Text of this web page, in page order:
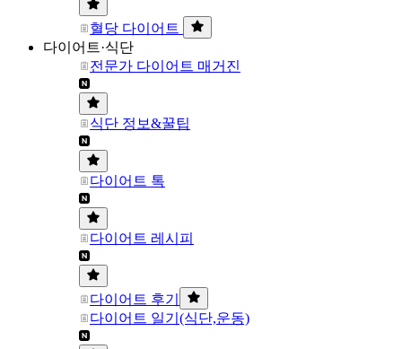
혈당 다이어트
다이어트·식단
전문가 다이어트 매거진
식단 정보&꿀팁
다이어트 톡
다이어트 레시피
다이어트 후기
다이어트 일기(식단,운동)